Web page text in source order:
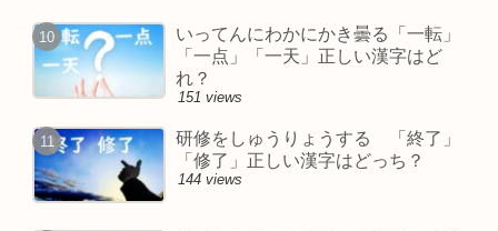
いってんにわかにかき曇る「一転」
「一点」「一天」正しい漢字はど
れ？
151 views
研修をしゅうりょうする 「終了」
「修了」正しい漢字はどっち？
144 views